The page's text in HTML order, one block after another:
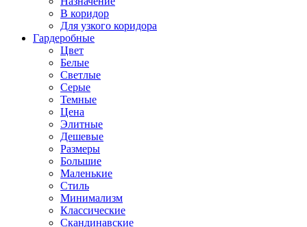
В коридор
Для узкого коридора
Гардеробные
Цвет
Белые
Светлые
Серые
Темные
Цена
Элитные
Дешевые
Размеры
Большие
Маленькие
Стиль
Минимализм
Классические
Скандинавские